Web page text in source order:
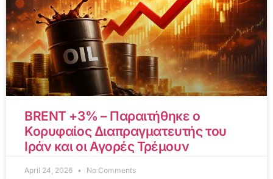
BRENT +3% – Παραιτήθηκε ο
Κορυφαίος Διαπραγματευτής του
Ιράν και οι Αγορές Τρέμουν
April 24, 2026 No Comments